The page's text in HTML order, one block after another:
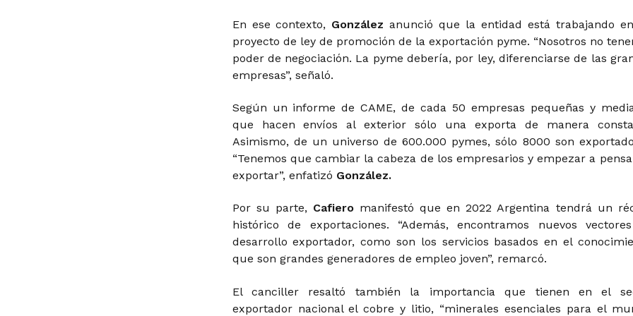
En ese contexto, González anunció que la entidad está trabajando
proyecto de ley de promoción de la exportación pyme. “Nosotros no
poder de negociación. La pyme debería, por ley, diferenciarse de las
empresas”, señaló.
Según un informe de CAME, de cada 50 empresas pequeñas y
que hacen envíos al exterior sólo una exporta de manera
Asimismo, de un universo de 600.000 pymes, sólo 8000 son
“Tenemos que cambiar la cabeza de los empresarios y empezar a
exportar”, enfatizó González.
Por su parte, Cafieromanifestó que en 2022 Argentina tendrá un
histórico de exportaciones. “Además, encontramos nuevos
desarrollo exportador, como son los servicios basados en el
que son grandes generadores de empleo joven”, remarcó.
El canciller resaltó también la importancia que tienen en el
exportador nacional el cobre y litio, “minerales esenciales para el